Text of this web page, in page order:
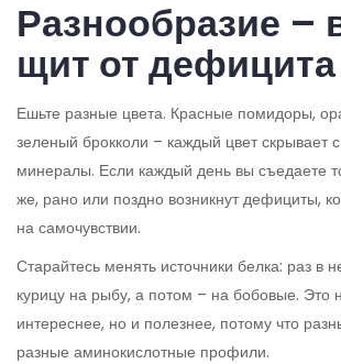
Разнообразие –
щит от дефицита
Ешьте разные цвета. Красные помидоры,
зеленый брокколи – каждый цвет скрывает
минералы. Если каждый день вы съедаете
же, рано или поздно возникнут дефициты,
на самочувствии.
Старайтесь менять источники белка: раз в
курицу на рыбу, а потом – на бобовые. Это
интереснее, но и полезнее, потому что
разные аминокислотные профили.